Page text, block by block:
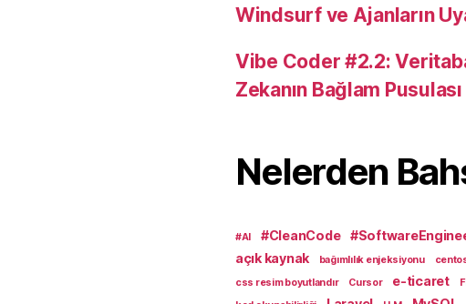
Windsurf ve Ajanların
Vibe Coder #2.2:
Zekanın Bağlam Pusulası
Nelerden
#AI #CleanCode
açık kaynak bağımlılık enjeksiyonu
css resim boyutlandır
Cursor e-ticaret